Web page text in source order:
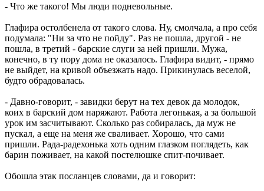
- Что же такого! Мы люди подневольные.
Глафира остолбенела от такого слова. Ну, смолчала, а про себя
подумала: "Ни за что не пойду". Раз не пошла, другой - не
пошла, в третий - барские слуги за ней пришли. Мужа,
конечно, в ту пору дома не оказалось. Глафира видит, - прямо
не выйдет, на кривой объезжать надо. Прикинулась веселой,
будто обрадовалась.
- Давно-говорит, - завидки берут на тех девок да молодок,
коих в барский дом наряжают. Работа легонькая, а за большой
урок им засчитывают. Сколько раз собиралась, да муж не
пускал, а еще на меня же сваливает. Хорошо, что сами
пришли. Рада-радехонька хоть одним глазком поглядеть, как
барин поживает, на какой постелюшке спит-почивает.
Обошла этак посланцев словами, да и говорит: